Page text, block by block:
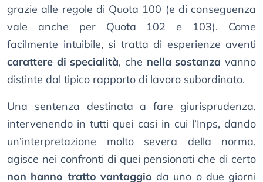
grazie alle regole di Quota 100 (e di conseguenza
vale anche per Quota 102 e 103). Come
facilmente intuibile, si tratta di esperienze aventi
carattere di specialità, che nella sostanza vanno
distinte dal tipico rapporto di lavoro subordinato.
Una sentenza destinata a fare giurisprudenza,
intervenendo in tutti quei casi in cui l’Inps, dando
un’interpretazione molto severa della norma,
agisce nei confronti di quei pensionati che di certo
non hanno tratto vantaggio da uno o due giorni